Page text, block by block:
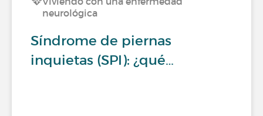
neurológica
Síndrome de piernas
inquietas (SPI): ¿qué…